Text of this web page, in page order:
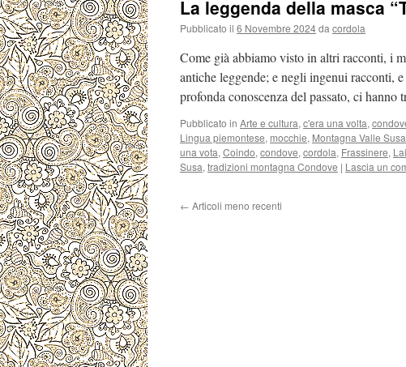
La leggenda della masca
Pubblicato il 6 Novembre 2024da cordola
Come già abbiamo visto in altri racconti, i
antiche leggende; e negli ingenui racconti,
profonda conoscenza del passato, ci hanno
Pubblicato in Arte e cultura, c'era una volta,
Lingua piemontese, mocchie, Montagna Valle Susa
una vota, Coindo, condove, cordola, Frassinere,
Susa, tradizioni montagna Condove | Lascia un
← Articoli meno recenti